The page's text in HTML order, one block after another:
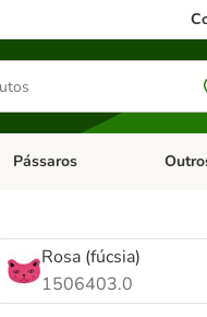
Antiparasitários
Abrir menu de categoria:
Pássaros Abrir
Rosa (fúcsia)
1506403.0